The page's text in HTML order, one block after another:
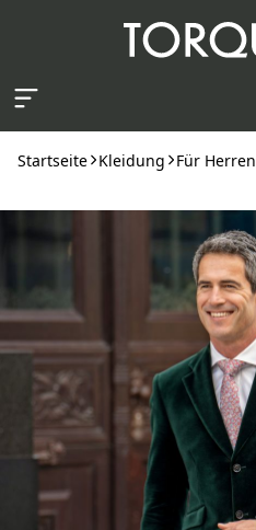
Startseite Kleidung Für Herren